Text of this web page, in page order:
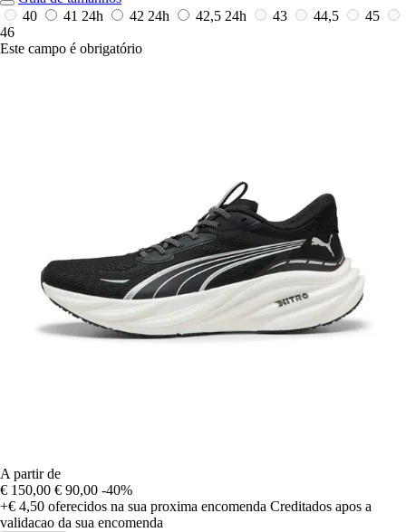
40
41 24h 42 24h 42,5 24h 43 44,5
45
46
Este campo é obrigatório
A partir de
€ 150,00 € 90,00 -40%
+€ 4,50 oferecidos na sua proxima encomenda Creditados apos a
validacao da sua encomenda